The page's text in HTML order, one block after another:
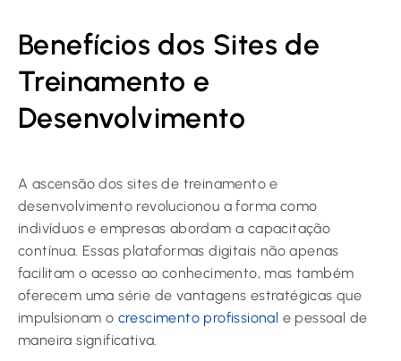
Benefícios dos Sites de
Treinamento e
Desenvolvimento
A ascensão dos sites de treinamento e
desenvolvimento revolucionou a forma como
indivíduos e empresas abordam a capacitação
contínua. Essas plataformas digitais não apenas
facilitam o acesso ao conhecimento, mas também
oferecem uma série de vantagens estratégicas que
impulsionam o crescimento profissional e pessoal de
maneira significativa.